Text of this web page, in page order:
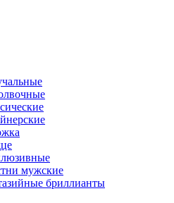
мужские
бриллианты